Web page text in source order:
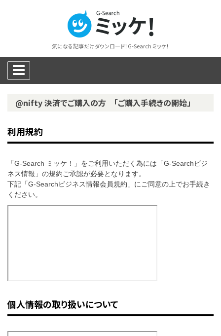
気になる記事だけダウンロード！G-Search ミッケ！
@nifty 決済でご購入の方 「ご購入手続きの開始」
利用規約
「G-Search ミッケ！」をご利用いただく為には「G-Searchビジ
ネス情報」の規約ご承認が必要となります。
下記「G-Searchビジネス情報会員規約」にご同意の上でお手続き
ください。
個人情報の取り扱いについて